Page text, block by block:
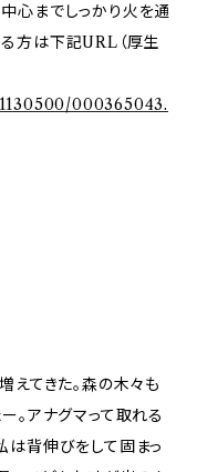
心までしっかり火を通
方は下記URL（厚生
000365043.
えてきた。森の木々も
。アナグマって取れる
は背伸びをして固まっ